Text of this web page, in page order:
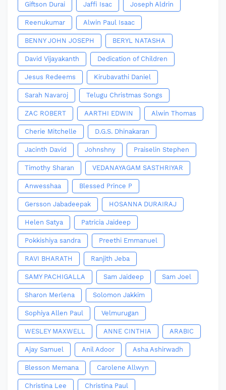
Giftson Durai Jaffi Isac Joseph Aldrin
Reenukumar Alwin Paul Isaac
BENNY JOHN JOSEPH BERYL NATASHA
David Vijayakanth Dedication of Children
Jesus Redeems Kirubavathi Daniel
Sarah Navaroj Telugu Christmas Songs
ZAC ROBERT AARTHI EDWIN Alwin Thomas
Cherie Mitchelle D.G.S. Dhinakaran
Jacinth David Johnshny Praiselin Stephen
Timothy Sharan VEDANAYAGAM SASTHRIYAR
Anwesshaa Blessed Prince P
Gersson Jabadeepak HOSANNA DURAIRAJ
Helen Satya Patricia Jaideep
Pokkishiya sandra Preethi Emmanuel
RAVI BHARATH Ranjith Jeba
SAMY PACHIGALLA Sam Jaideep Sam Joel
Sharon Merlena Solomon Jakkim
Sophiya Allen Paul Velmurugan
WESLEY MAXWELL ANNE CINTHIA ARABIC
Ajay Samuel Anil Adoor Asha Ashirwadh
Blesson Memana Carolene Allwyn
Christina Lee Christina Paul